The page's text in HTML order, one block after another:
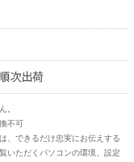
。
不可
、できるだけ忠実にお伝えする
いただくパソコンの環境、設定